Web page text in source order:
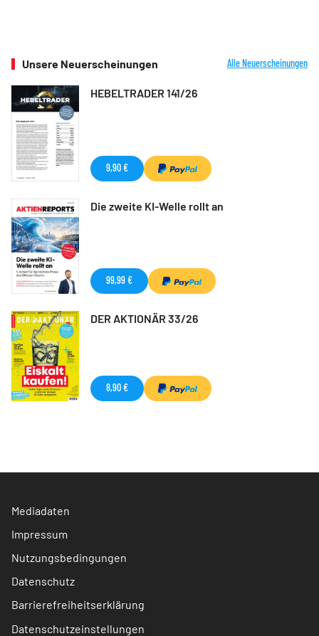
Unsere Neuerscheinungen Alle Neuerscheinungen
HEBELTRADER 141/26
9,90 €
Die zweite KI-Welle rollt an
99,99 €
DER AKTIONÄR 33/26
8,90 €
Mediadaten
Impressum
Nutzungsbedingungen
Datenschutz
Barrierefreiheitserklärung
Datenschutzeinstellungen